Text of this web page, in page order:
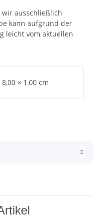
ausschließlich
kann aufgrund der
leicht vom aktuellen
8,00 × 1,00 cm